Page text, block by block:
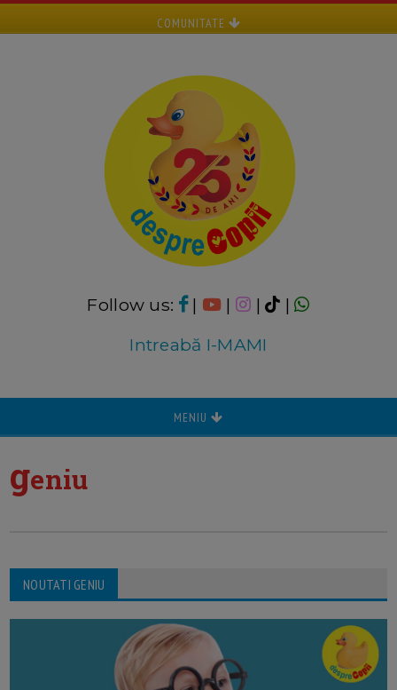
COMUNITATE
Follow us: | | |
|
Intreabă I-MAMI
MENIU
geniu
NOUTATI GENIU